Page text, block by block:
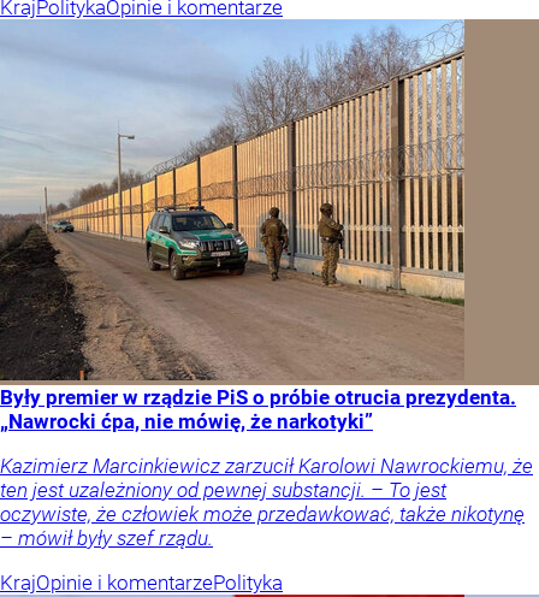
KrajPolitykaOpinie i komentarze
Były premier w rządzie PiS o próbie otrucia prezydenta.
„Nawrocki ćpa, nie mówię, że narkotyki”
Kazimierz Marcinkiewicz zarzucił Karolowi Nawrockiemu, że
ten jest uzależniony od pewnej substancji. – To jest
oczywiste, że człowiek może przedawkować, także nikotynę
– mówił były szef rządu.
KrajOpinie i komentarzePolityka